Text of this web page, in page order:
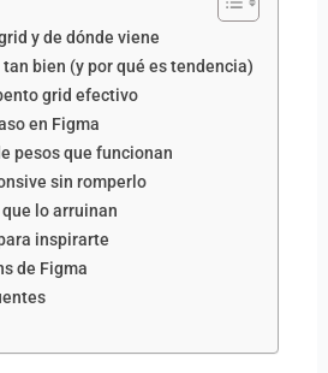
y de dónde viene
bien (y por qué es tendencia)
grid efectivo
en Figma
pesos que funcionan
sin romperlo
lo arruinan
inspirarte
de Figma